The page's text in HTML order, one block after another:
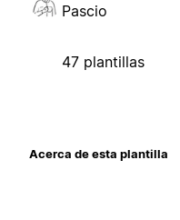
Pascio
47 plantillas
Acerca de esta plantilla